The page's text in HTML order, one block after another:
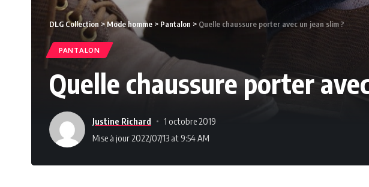
DLG Collection>Mode homme > Pantalon > Quelle chaussure porter avec un jean slim ?
PANTALON
Quelle chaussure porter
Justine Richard
1 octobre 2019
Mise à jour 2022/07/13 at 9:54 AM